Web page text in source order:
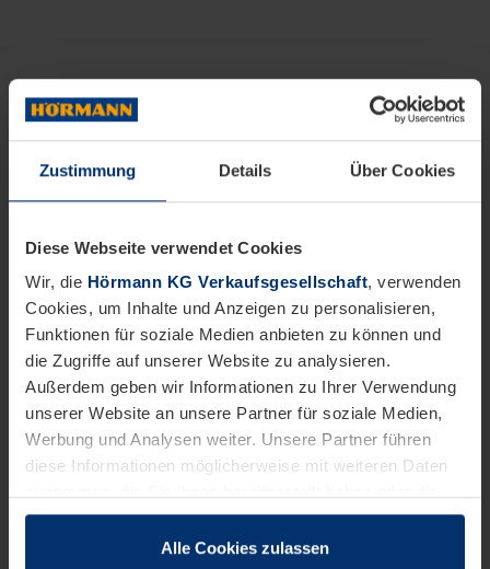
Zustimmung Details Über Cookies
Diese Webseite verwendet Cookies
Wir, die Hörmann KG Verkaufsgesellschaft, verwenden
Cookies, um Inhalte und Anzeigen zu personalisieren,
Funktionen für soziale Medien anbieten zu können und
die Zugriffe auf unserer Website zu analysieren.
Außerdem geben wir Informationen zu Ihrer Verwendung
unserer Website an unsere Partner für soziale Medien,
Werbung und Analysen weiter. Unsere Partner führen
diese Informationen möglicherweise mit weiteren Daten
sie im Rahmen Ihrer Nutzung der Dienste gesammelt
Alle Cookies zulassen